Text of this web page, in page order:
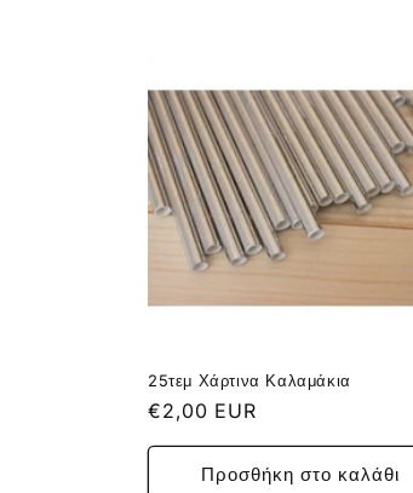
ο
γ
ή
25τεμ Χάρτινα Καλαμάκια
Κανονική
τιμή
€2,00 EUR
Προσθήκη στο καλάθι